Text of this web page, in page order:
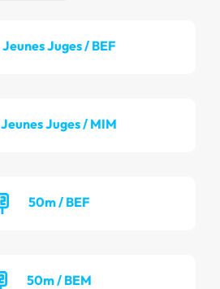
Jeunes Juges / BEF
Jeunes Juges / MIM
50m / BEF
50m / BEM